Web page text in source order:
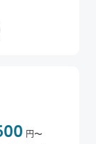
円〜